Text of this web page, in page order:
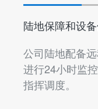
陆地保障和设
公司陆地配备
进行24小时监
指挥调度。